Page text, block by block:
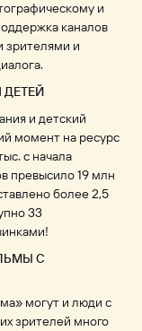
и
каналов
зрителями и
ДЕТЕЙ
и детский
момент на ресурс
с начала
превысило 19 млн
более 2,5
33
С
могут и люди с
зрителей много